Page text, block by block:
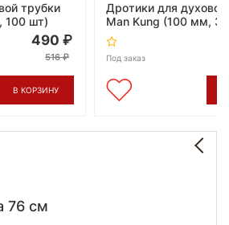
трубки
100 шт)
490
516
В КОРЗИНУ
Дротики для духовой
Man Kung (100 мм,
Под заказ
76 см